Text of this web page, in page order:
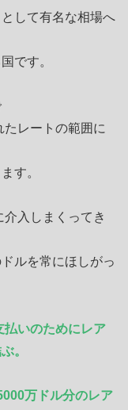
して有名な相場へ
です。
レートの範囲に
す。
入しまくってき
ルを常にほしがっ
払いのためにレア
。
万ドル分のレア